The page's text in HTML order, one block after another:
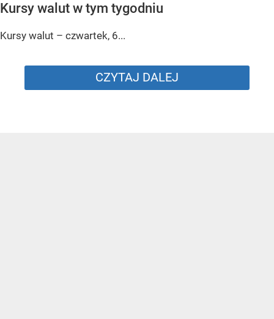
Kursy walut w tym tygodniu
Kursy walut – czwartek, 6...
CZYTAJ DALEJ